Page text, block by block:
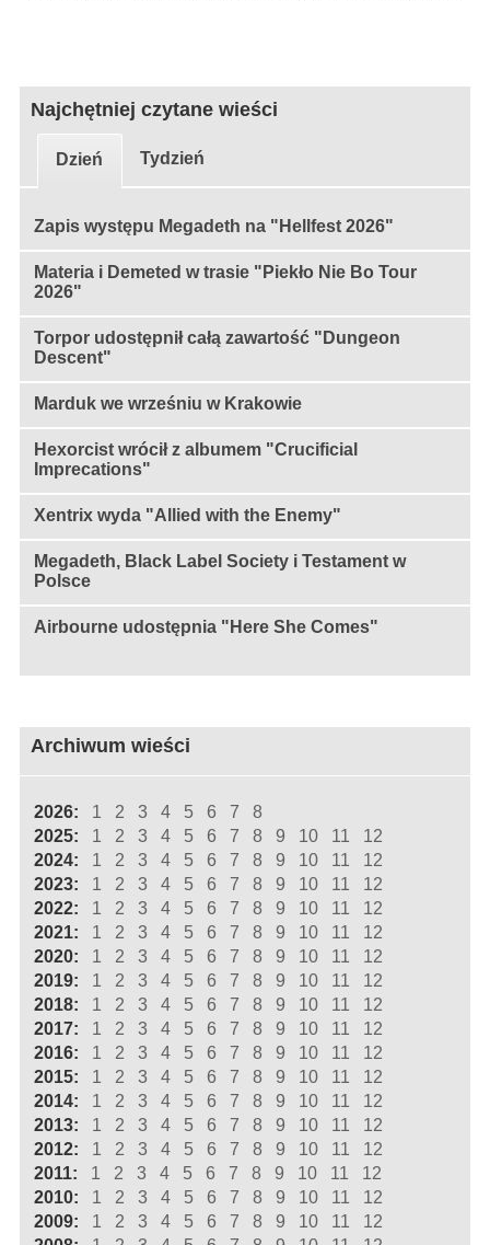
Najchętniej czytane wieści
Dzień Tydzień
Zapis występu Megadeth na "Hellfest 2026"
Materia i Demeted w trasie "Piekło Nie Bo Tour
2026"
Torpor udostępnił całą zawartość "Dungeon
Descent"
Marduk we wrześniu w Krakowie
Hexorcist wrócił z albumem "Crucificial
Imprecations"
Xentrix wyda "Allied with the Enemy"
Megadeth, Black Label Society i Testament w
Polsce
Airbourne udostępnia "Here She Comes"
Archiwum wieści
2026: 1 2 3 4 5 6 7
8
2025:
1 2 3 4 5 6 7 8 9 10 11
12
2024:
1 2 3 4 5 6 7 8 9 10 11
12
2023:
1 2 3 4 5 6 7 8 9 10 11
12
2022:
1 2 3 4 5 6 7 8 9 10 11
12
2021:
1 2 3 4 5 6 7 8 9 10 11
12
2020:
1 2 3 4 5 6 7 8 9 10 11
12
2019:
1 2 3 4 5 6 7 8 9 10 11
12
2018:
1 2 3 4 5 6 7 8 9 10 11
12
2017:
1 2 3 4 5 6 7 8 9 10 11
12
2016:
1 2 3 4 5 6 7 8 9 10 11
12
2015:
1 2 3 4 5 6 7 8 9 10 11
12
2014:
1 2 3 4 5 6 7 8 9 10 11
12
2013:
1 2 3 4 5 6 7 8 9 10 11
12
2012:
1 2 3 4 5 6 7 8 9 10 11
12
2011:
1 2 3 4 5 6 7 8 9 10 11
12
2010:
1 2 3 4 5 6 7 8 9 10 11
12
2009:
1 2 3 4 5 6 7 8 9 10 11
12